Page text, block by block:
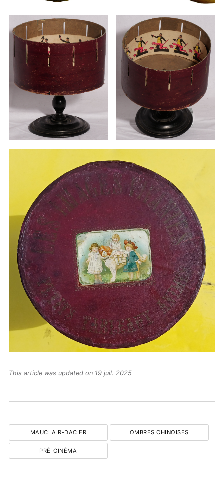
This article was updated on 19 juil. 2025
MAUCLAIR-DACIER OMBRES CHINOISES
PRÉ-CINÉMA